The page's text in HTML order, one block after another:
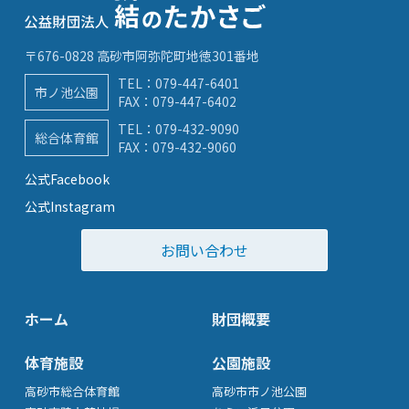
〒676-0828 高砂市阿弥陀町地徳301番地
市ノ池公園
TEL： 079-447-6401
FAX：079-447-6402
総合体育館
TEL： 079-432-9090
FAX：079-432-9060
公式Facebook
公式Instagram
お問い合わせ
ホーム
財団概要
体育施設
高砂市総合体育館
公園施設
高砂市市ノ池公園